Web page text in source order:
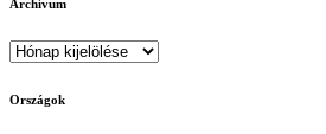
Archívum
Archívum
Országok